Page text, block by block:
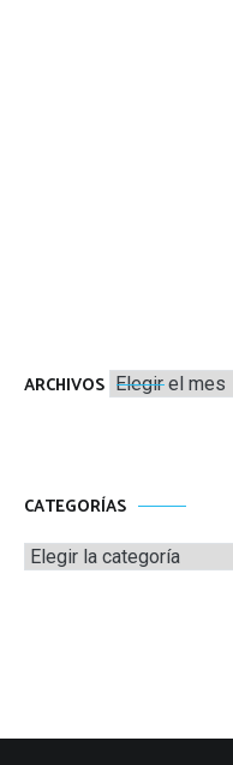
ARCHIVOS Archivos
CATEGORÍAS
Categorías